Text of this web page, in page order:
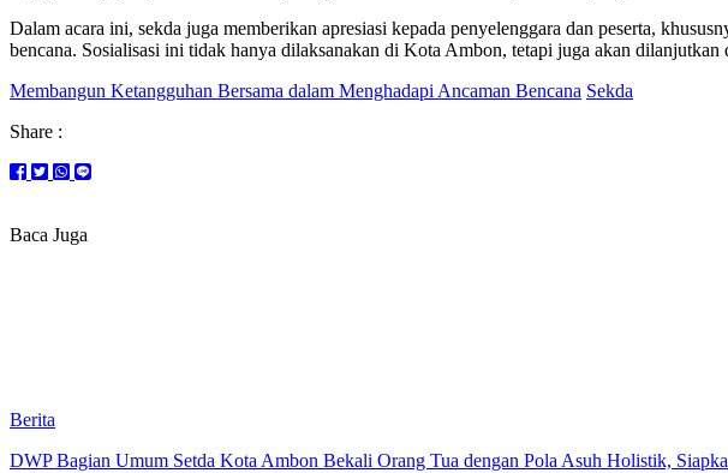
Dalam acara ini, sekda juga memberikan apresiasi kepada penyelenggara dan peserta,
bencana. Sosialisasi ini tidak hanya dilaksanakan di Kota Ambon, tetapi juga akan dilanjutkan
Membangun Ketangguhan Bersama dalam Menghadapi Ancaman Bencana Sekda
Share :
Baca Juga
Berita
DWP Bagian Umum Setda Kota Ambon Bekali Orang Tua dengan Pola Asuh Holistik,